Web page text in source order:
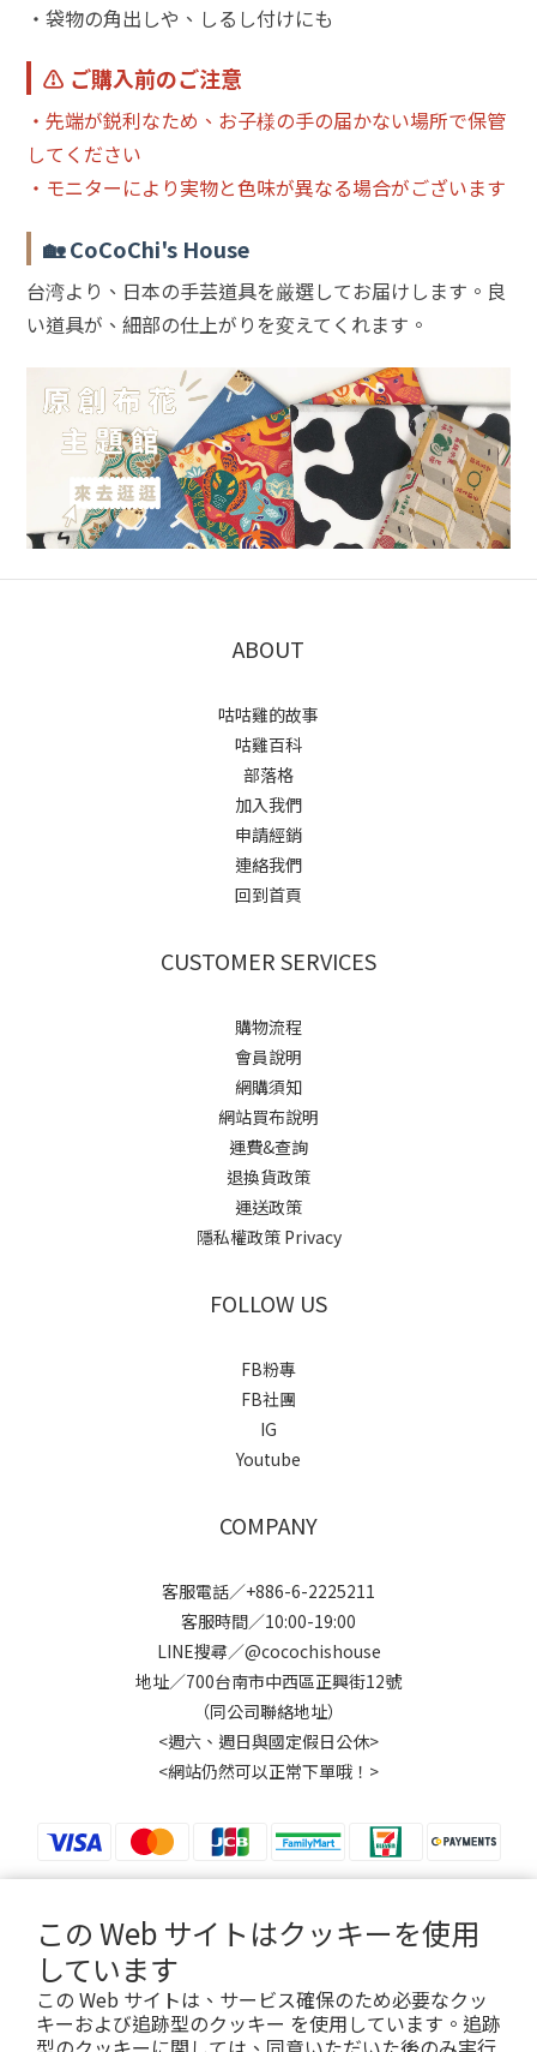
この Web サイトはクッキーを使用
しています
この Web サイトは、サービス確保のため必要なクッ
キーおよび追跡型のクッキー を使用しています。追跡
・袋物の角出しや、しるし付けにも
⚠️ ご購入前のご注意
・先端が鋭利なため、お子様の手の届かない場所で保管
してください
・モニターにより実物と色味が異なる場合がございます
🏡 CoCoChi's House
台湾より、日本の手芸道具を厳選してお届けします。良
い道具が、細部の仕上がりを変えてくれます。
ABOUT
咕咕雞的故事
咕雞百科
部落格
加入我們
申請經銷
連絡我們
回到首頁
CUSTOMER SERVICES
購物流程
會員說明
網購須知
網站買布說明
運費&查詢
退換貨政策
運送政策
隱私權政策 Privacy
FOLLOW US
FB粉專
FB社團
IG
Youtube
COMPANY
客服電話／+886-6-2225211
客服時間／10:00-19:00
LINE搜尋／@cocochishouse
地址／700台南市中西區正興街12號
（同公司聯絡地址）
<週六、週日與國定假日公休>
<網站仍然可以正常下單哦！>
$TWD 日本語